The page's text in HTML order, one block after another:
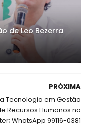
de Leo Bezerra
PRÓXIMA
Tecnologia em Gestão
Recursos Humanos na
WhatsApp 99116-0381